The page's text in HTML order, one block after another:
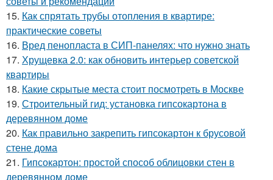
15. Как спрятать трубы отопления в квартире:
практические советы
16. Вред пенопласта в СИП-панелях: что нужно знать
17. Хрущевка 2.0: как обновить интерьер советской
квартиры
18. Какие скрытые места стоит посмотреть в Москве
19. Строительный гид: установка гипсокартона в
деревянном доме
20. Как правильно закрепить гипсокартон к брусовой
стене дома
21. Гипсокартон: простой способ облицовки стен в
деревянном доме